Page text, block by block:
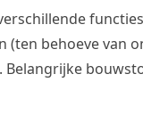
(ten behoeve van
Belangrijke